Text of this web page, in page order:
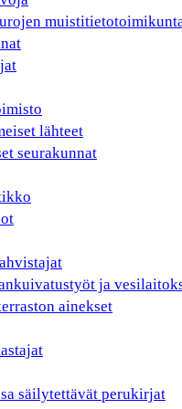
lähteet
seurakunnat
ja
ainekset
säilytettävät perukirjat